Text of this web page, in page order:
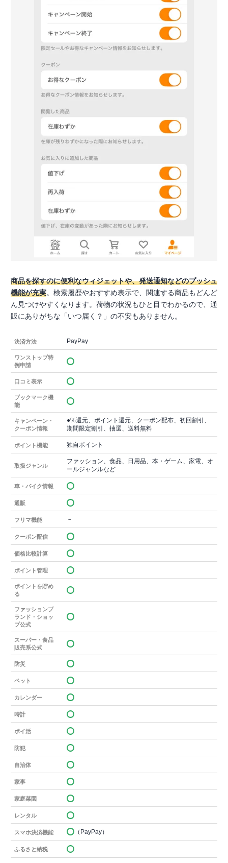
商品を探すのに便利なウィジェットや、発送通知などのプッシュ
機能が充実。検索履歴やおすすめ表示で、関連する商品もどんど
ん見つけやすくなります。荷物の状況もひと目でわかるので、通
販にありがちな「いつ届く？」の不安もありません。
決済方法 PayPay
ワンストップ特
例申請
口コミ表示
ブックマーク機
能
キャンペーン・
クーポン情報
●%還元、ポイント還元、クーポン配布、初回割引、
期間限定割引、抽選、送料無料
ポイント機能 独自ポイント
取扱ジャンル
ファッション、食品、日用品、本・ゲーム、家電、オ
ールジャンルなど
車・バイク情報
通販
フリマ機能 －
クーポン配信
価格比較計算
ポイント管理
ポイントを貯め
る
ファッションブ
ランド・ショッ
プ公式
スーパー・食品
販売系公式
防災
ペット
カレンダー
時計
ポイ活
防犯
自治体
家事
家庭菜園
レンタル
スマホ決済機能 （PayPay）
ふるさと納税